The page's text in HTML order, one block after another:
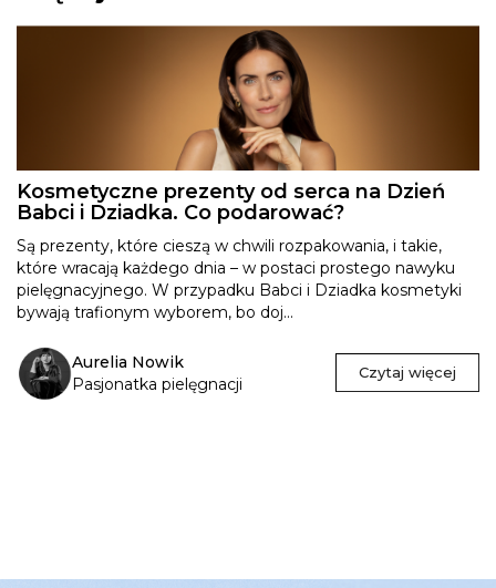
Kosmetyczne prezenty od serca na Dzień
Babci i Dziadka. Co podarować?
Są prezenty, które cieszą w chwili rozpakowania, i takie,
które wracają każdego dnia – w postaci prostego nawyku
pielęgnacyjnego. W przypadku Babci i Dziadka kosmetyki
bywają trafionym wyborem, bo doj...
Aurelia Nowik
Pasjonatka pielęgnacji
Czytaj więcej